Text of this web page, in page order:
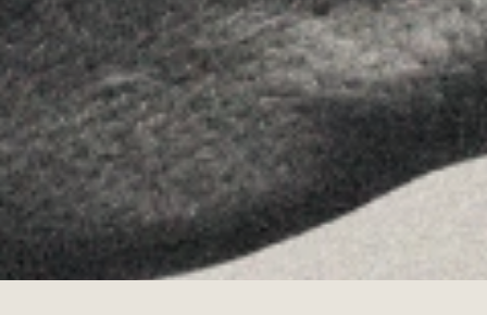
Allyon — Barcelona, Spain
Copyrights © 2026 AVÍS LEGAL·
POLÍTICA DE COOKIES ·POLÍTICA DE PRIVACITAT